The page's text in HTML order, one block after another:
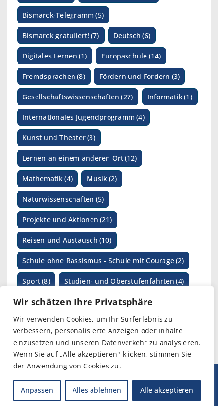
Wir schätzen Ihre Privatsphäre
Wir verwenden Cookies, um Ihr Surferlebnis zu
verbessern, personalisierte Anzeigen oder Inhalte
einzusetzen und unseren Datenverkehr zu analysieren.
Wenn Sie auf „Alle akzeptieren" klicken, stimmen Sie
der Anwendung von Cookies zu.
Anpassen Alles ablehnen Alle akzeptieren
Bismarck-Telegramm (5)
Bismarck gratuliert! (7) Deutsch (6)
Digitales Lernen (1) Europaschule (14)
Fremdsprachen (8) Fördern und Fordern (3)
Gesellschaftswissenschaften (27) Informatik(1)
Internationales Jugendprogramm (4)
Kunst und Theater(3)
Lernen an einem anderen Ort(12)
Mathematik(4) Musik (2)
Naturwissenschaften (5)
Projekte und Aktionen (21)
Reisen und Austausch (10)
Schule ohne Rassismus - Schule mit Courage(2)
Sport(8) Studien- und Oberstufenfahrten (4)
SV-Arbeit(1) Wettbewerbe(17)
© 2026 I Bismarckschule Elmshorn
ImpressumIDatenschutz